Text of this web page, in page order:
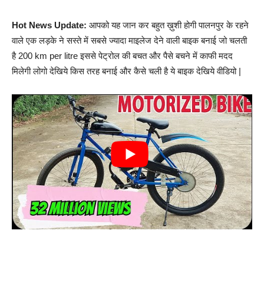
Hot News Update: आपको यह जान कर बहुत ख़ुशी होगी पालनपुर के रहने
वाले एक लड़के ने सस्ते में सबसे ज्यादा माइलेज देने वाली बाइक बनाई जो चलती
है 200 km per litre इससे पेट्रोल की बचत और पैसे बचने में काफी मदद
मिलेगी लोगो देखिये किस तरह बनाई और कैसे चली है ये बाइक देखिये वीडियो |